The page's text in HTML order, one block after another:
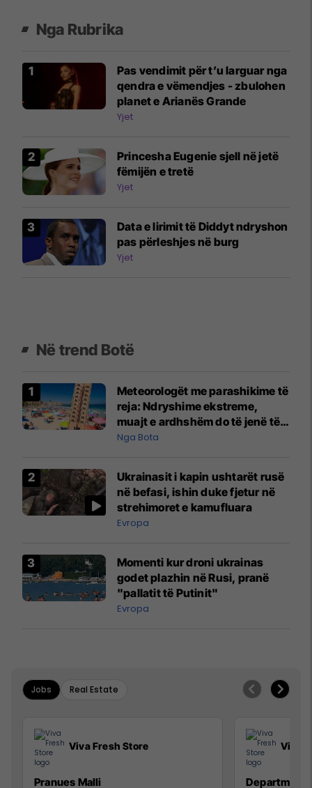
Nga Rubrika
Pas vendimit për t’u larguar nga
qendra e vëmendjes - zbulohen
planet e Arianës Grande
Yjet
Princesha Eugenie sjell në jetë
fëmijën e tretë
Yjet
Data e lirimit të Diddyt ndryshon
pas përleshjes në burg
Yjet
Në trend Botë
Meteorologët me parashikime të
reja: Ndryshime ekstreme,
muajt e ardhshëm do të jenë të
pazakontë
Nga Bota
Ukrainasit i kapin ushtarët rusë
në befasi, ishin duke fjetur në
strehimoret e kamufluara
Evropa
Momenti kur droni ukrainas
godet plazhin në Rusi, pranë
"pallatit të Putinit"
Evropa
Jobs Real Estate
Viva Fresh Store
Pranues Malli
Viva
Department